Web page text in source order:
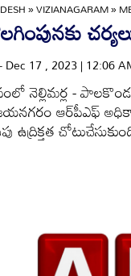
»VIZIANAGARAM»
Dec 17 , 2023 | 12:06
నెల్లిమర్ల -
ఆర్‌పీఎఫ్‌
ఉద్రిక్తత